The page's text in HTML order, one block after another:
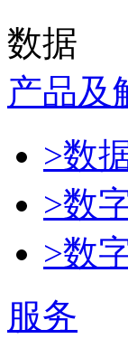
数据
产品及
>数
>数
>数
服务